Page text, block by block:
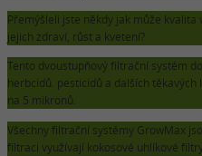
Přemýšleli jste někdy jak může
jejich zdraví, růst a kvetení?
Tento dvoustupňový filtrační systém
herbcidů. pesticidů a dalších
na 5 mikronů.
Všechny filtrační systémy GrowMax
filtraci využívají kokosové uhlíkové